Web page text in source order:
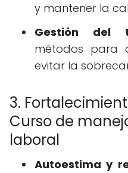
y mantener la
Gestión del
métodos para
evitar la
3.
Curso de
laboral
Autoestima y